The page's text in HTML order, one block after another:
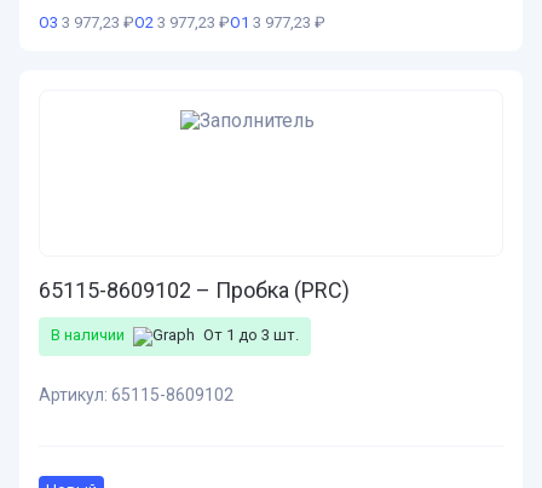
О3 3 977,23 ₽О2 3 977,23 ₽О1 3 977,23 ₽
65115-8609102 – Пробка (PRC)
В наличии От 1 до 3 шт.
Артикул: 65115-8609102